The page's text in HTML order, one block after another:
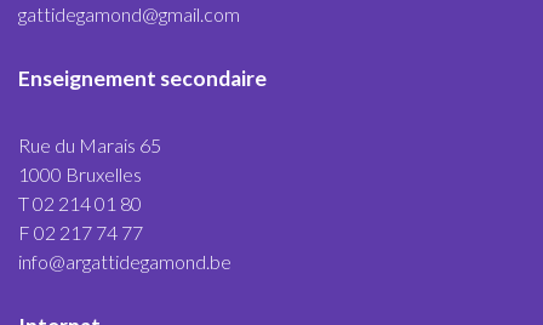
gattidegamond@gmail.com
Enseignement secondaire
Rue du Marais 65
1000 Bruxelles
T 02 214 01 80
F 02 217 74 77
info@argattidegamond.be